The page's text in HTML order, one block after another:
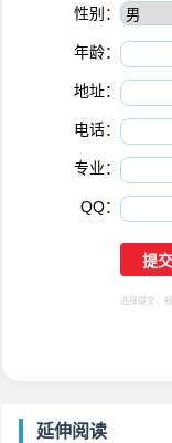
性别：
年龄：
地址：
电话：
专业：
QQ：
选择提交，
延伸阅读